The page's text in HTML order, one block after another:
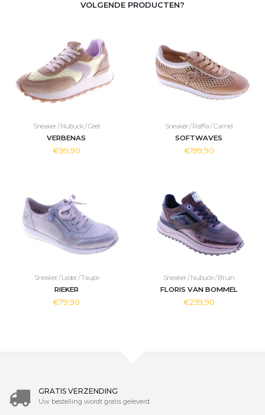
VOLGENDE PRODUCTEN?
Sneaker / Nubuck / Geel
VERBENAS
€99,90
Sneaker / Raffia / Camel
SOFTWAVES
€199,90
Sneaker / Leder / Taupe
RIEKER
€79,90
Sneaker / Nubuck / Bruin
FLORIS VAN BOMMEL
€259,90
GRATIS VERZENDING
Uw bestelling wordt gratis geleverd.